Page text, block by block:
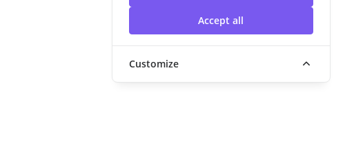
Accept all
Customize